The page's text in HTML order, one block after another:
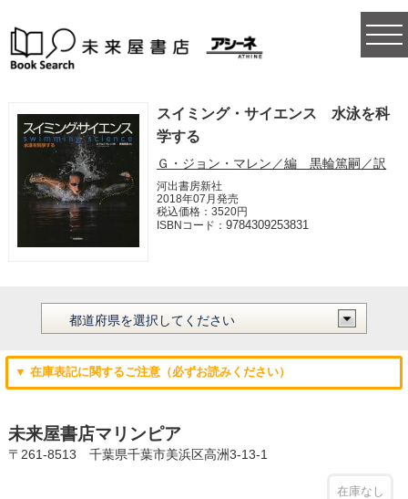
スイミング・サイエンス 水泳を科
学する
Ｇ・ジョン・マレン／編 黒輪篤嗣／訳
河出書房新社
2018年07月発売
税込価格：3520円
ISBNコード：9784309253831
▼ 在庫表記に関するご注意（必ずお読みください）
未来屋書店マリンピア
〒261-8513 千葉県千葉市美浜区高洲3-13-1
在庫なし